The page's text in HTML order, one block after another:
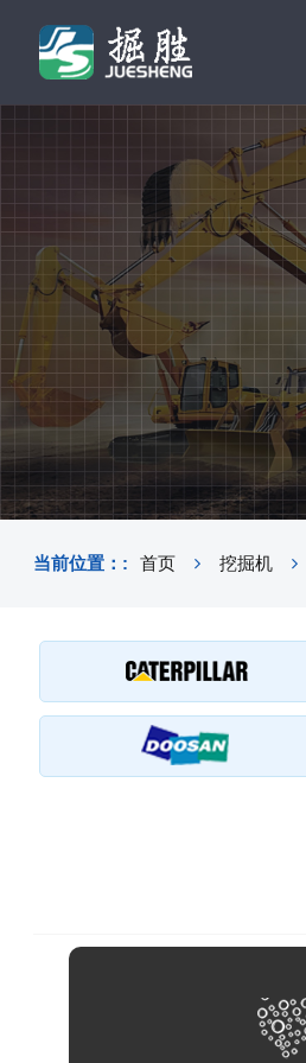
当前位置：: 首页 挖掘机